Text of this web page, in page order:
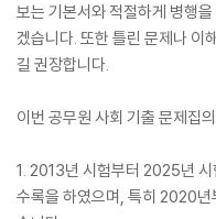
보는 기본서와 적절하게 병행
겠습니다. 또한 틀린 문제나 이
길 권장합니다.
이번 공무원 사회 기출 문제집
1. 2013년 시험부터 2025년
수록을 하였으며, 특히 2020